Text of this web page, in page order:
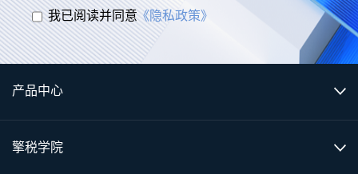
我已阅读并同意《隐私政策》
产品中心
擎税学院